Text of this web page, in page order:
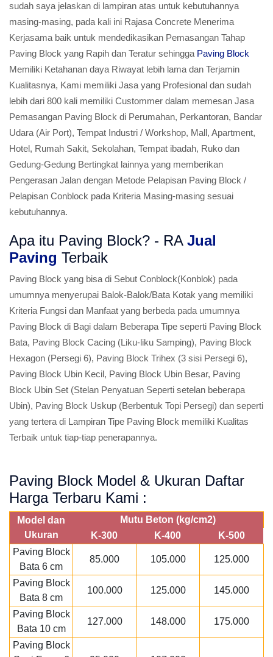
sudah saya jelaskan di lampiran atas untuk kebutuhannya
masing-masing, pada kali ini Rajasa Concrete Menerima
Kerjasama baik untuk mendedikasikan Pemasangan Tahap
Paving Block yang Rapih dan Teratur sehingga Paving Block
Memiliki Ketahanan daya Riwayat lebih lama dan Terjamin
Kualitasnya, Kami memiliki Jasa yang Profesional dan sudah
lebih dari 800 kali memiliki Custommer dalam memesan Jasa
Pemasangan Paving Block di Perumahan, Perkantoran, Bandar
Udara (Air Port), Tempat Industri / Workshop, Mall, Apartment,
Hotel, Rumah Sakit, Sekolahan, Tempat ibadah, Ruko dan
Gedung-Gedung Bertingkat lainnya yang memberikan
Pengerasan Jalan dengan Metode Pelapisan Paving Block /
Pelapisan Conblock pada Kriteria Masing-masing sesuai
kebutuhannya.
Apa itu Paving Block? - RA Jual
Paving Terbaik
Paving Block yang bisa di Sebut Conblock(Konblok) pada
umumnya menyerupai Balok-Balok/Bata Kotak yang memiliki
Kriteria Fungsi dan Manfaat yang berbeda pada umumnya
Paving Block di Bagi dalam Beberapa Tipe seperti Paving Block
Bata, Paving Block Cacing (Liku-liku Samping), Paving Block
Hexagon (Persegi 6), Paving Block Trihex (3 sisi Persegi 6),
Paving Block Ubin Kecil, Paving Block Ubin Besar, Paving
Block Ubin Set (Stelan Penyatuan Seperti setelan beberapa
Ubin), Paving Block Uskup (Berbentuk Topi Persegi) dan seperti
yang tertera di Lampiran Tipe Paving Block memiliki Kualitas
Terbaik untuk tiap-tiap penerapannya.
Paving Block Model & Ukuran Daftar
Harga Terbaru Kami :
Model dan
Ukuran
Mutu Beton (kg/cm2)
K-300
K-400
K-500
Paving Block
Bata 6 cm
85.000 105.000 125.000
Paving Block
Bata 8 cm
100.000 125.000 145.000
Paving Block
Bata 10 cm
127.000 148.000 175.000
Paving Block